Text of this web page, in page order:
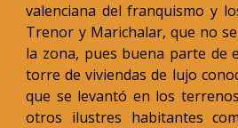
valenciana del franquismo y
Trenor y Marichalar, que no
la zona, pues buena parte de
torre de viviendas de lujo
que se levantó en los
otros ilustres habitantes